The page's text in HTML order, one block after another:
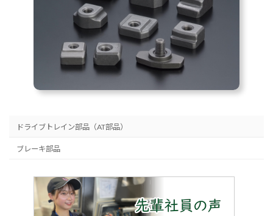
ドライブトレイン部品（AT部品）
ブレーキ部品